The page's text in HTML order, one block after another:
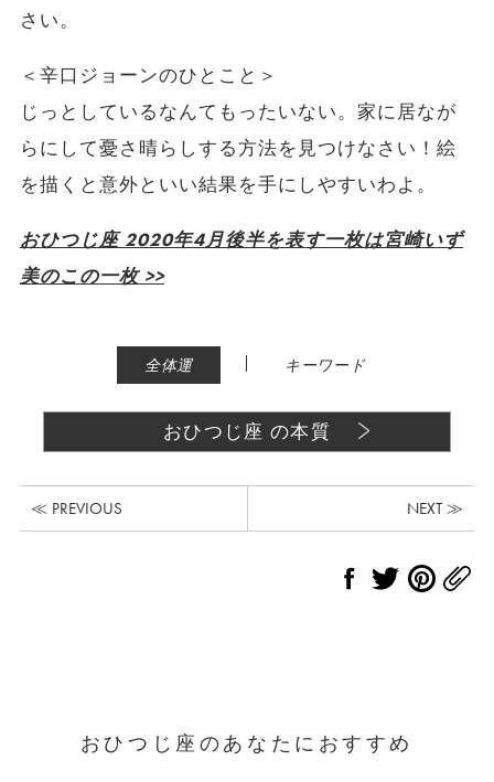
さい。
＜辛口ジョーンのひとこと＞
じっとしているなんてもったいない。家に居なが
らにして憂さ晴らしする方法を見つけなさい！絵
を描くと意外といい結果を手にしやすいわよ。
おひつじ座 2020年4月後半を表す一枚は宮崎いず
美のこの一枚 >>
全体運 | キーワード
おひつじ座 の本質
≪ PREVIOUS NEXT ≫
おひつじ座のあなたにおすすめ